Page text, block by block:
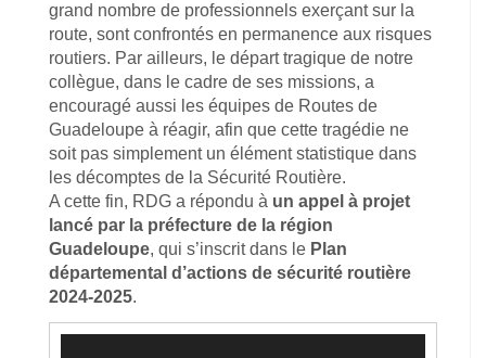
grand nombre de professionnels exerçant sur la
route, sont confrontés en permanence aux risques
routiers. Par ailleurs, le départ tragique de notre
collègue, dans le cadre de ses missions, a
encouragé aussi les équipes de Routes de
Guadeloupe à réagir, afin que cette tragédie ne
soit pas simplement un élément statistique dans
les décomptes de la Sécurité Routière.
A cette fin, RDG a répondu à un appel à projet
lancé par la préfecture de la région
Guadeloupe, qui s’inscrit dans le Plan
départemental d’actions de sécurité routière
2024-2025.